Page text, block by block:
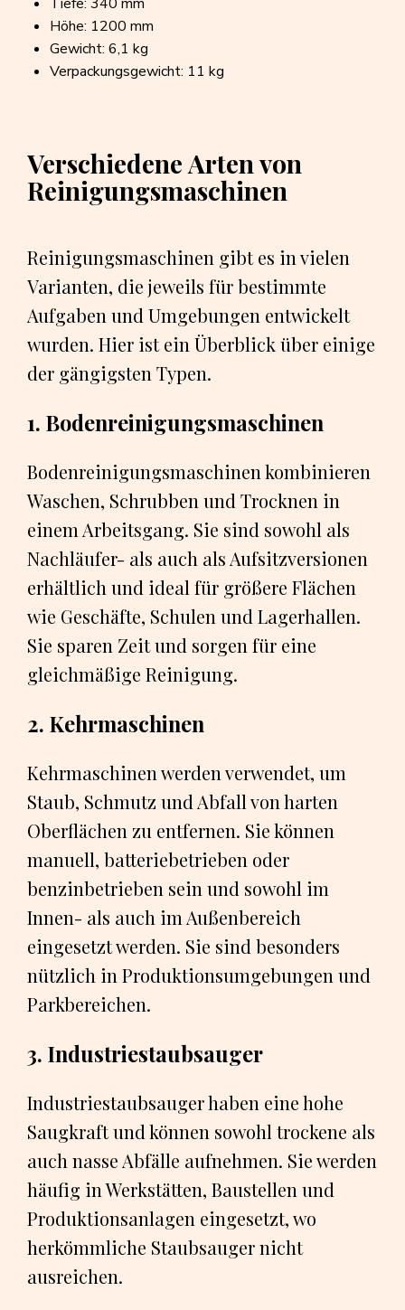
Höhe: 1200 mm
Gewicht: 6,1 kg
Verpackungsgewicht: 11 kg
Verschiedene Arten von
Reinigungsmaschinen
Reinigungsmaschinen gibt es in vielen
Varianten, die jeweils für bestimmte
Aufgaben und Umgebungen entwickelt
wurden. Hier ist ein Überblick über einige
der gängigsten Typen.
1. Bodenreinigungsmaschinen
Bodenreinigungsmaschinen kombinieren
Waschen, Schrubben und Trocknen in
einem Arbeitsgang. Sie sind sowohl als
Nachläufer- als auch als Aufsitzversionen
erhältlich und ideal für größere Flächen
wie Geschäfte, Schulen und Lagerhallen.
Sie sparen Zeit und sorgen für eine
gleichmäßige Reinigung.
2. Kehrmaschinen
Kehrmaschinen werden verwendet, um
Staub, Schmutz und Abfall von harten
Oberflächen zu entfernen. Sie können
manuell, batteriebetrieben oder
benzinbetrieben sein und sowohl im
Innen- als auch im Außenbereich
eingesetzt werden. Sie sind besonders
nützlich in Produktionsumgebungen und
Parkbereichen.
3. Industriestaubsauger
Industriestaubsauger haben eine hohe
Saugkraft und können sowohl trockene als
auch nasse Abfälle aufnehmen. Sie werden
häufig in Werkstätten, Baustellen und
Produktionsanlagen eingesetzt, wo
herkömmliche Staubsauger nicht
ausreichen.